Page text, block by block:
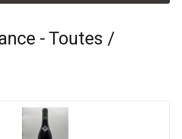
- Toutes /